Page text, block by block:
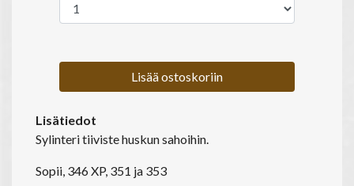
Lisää ostoskoriin
Lisätiedot
Sylinteri tiiviste huskun sahoihin.
Sopii, 346 XP, 351 ja 353